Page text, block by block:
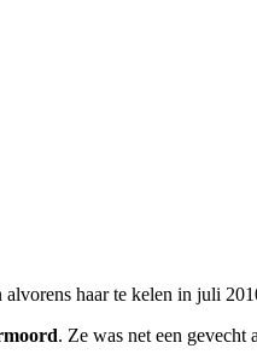
alvorens haar te kelen in juli
. Ze was net een gevecht